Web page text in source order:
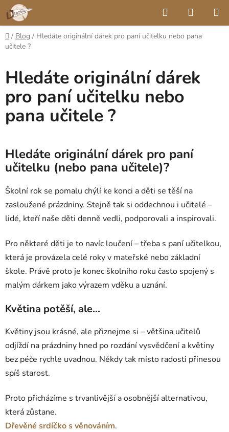
Přejít
na
obsah
Hledat
KOŠÍK
Domů
/ Blog / Hledáte originální dárek pro paní učitelku nebo pana
učitele ?
Hledáte originální dárek
pro paní učitelku nebo
pana učitele ?
Hledáte originální dárek pro paní
učitelku (nebo pana učitele)?
Školní rok se pomalu chýlí ke konci a děti se těší na
zasloužené prázdniny. Stejně tak si oddechnou i učitelé –
lidé, kteří naše děti denně vedli, podporovali a inspirovali.
Pro některé děti je to navíc loučení – třeba s paní učitelkou,
která je provázela celé roky v mateřské nebo základní
škole. Právě proto je konec školního roku často spojený s
malým dárkem jako výrazem vděku a uznání.
Květina potěší, ale...
Květiny jsou krásné, ale přiznejme si – většina učitelů
odjíždí na prázdniny hned po rozdání vysvědčení a květiny
bez péče rychle uvadnou. Někdy tak místo radosti přinesou
spíš starost.
Proto přicházíme s trvanlivější a osobnější alternativou,
která zůstane.
Dřevěné srdíčko s věnováním.